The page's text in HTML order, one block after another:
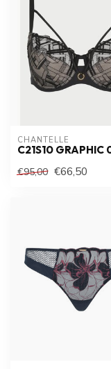
CHANTELLE
C21S10 GRAPHIC
€95,00 €66,50